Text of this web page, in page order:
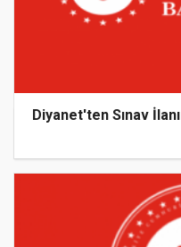
Diyanet'ten Sınav İlanı